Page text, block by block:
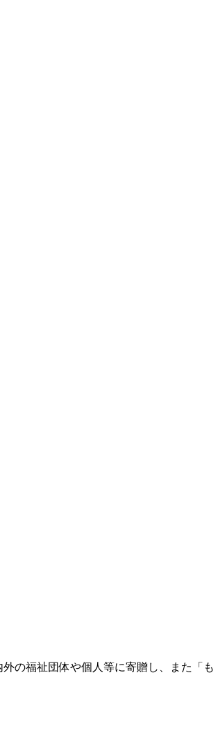
の福祉団体や個人等に寄贈し、また「も